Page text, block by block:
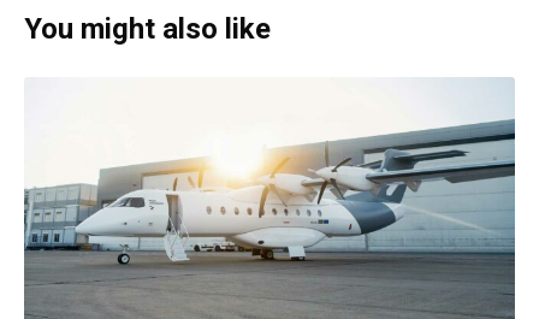
You might also like